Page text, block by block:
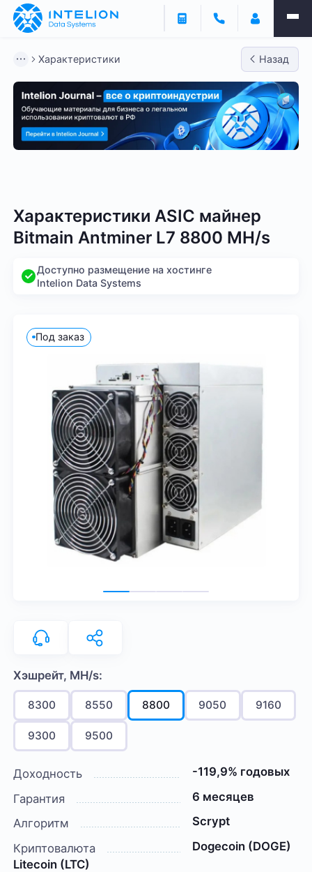
Характеристики Назад
Характеристики ASIC майнер
Bitmain Antminer L7 8800 MH/s
Доступно размещение на хостинге
Intelion Data Systems
Под заказ
Хэшрейт, MH/s:
8300 8550 8800 9050 9160
9300 9500
Доходность
-119,9% годовых
Гарантия
6 месяцев
Алгоритм
Scrypt
Криптовалюта
Dogecoin (DOGE)
Litecoin (LTC)